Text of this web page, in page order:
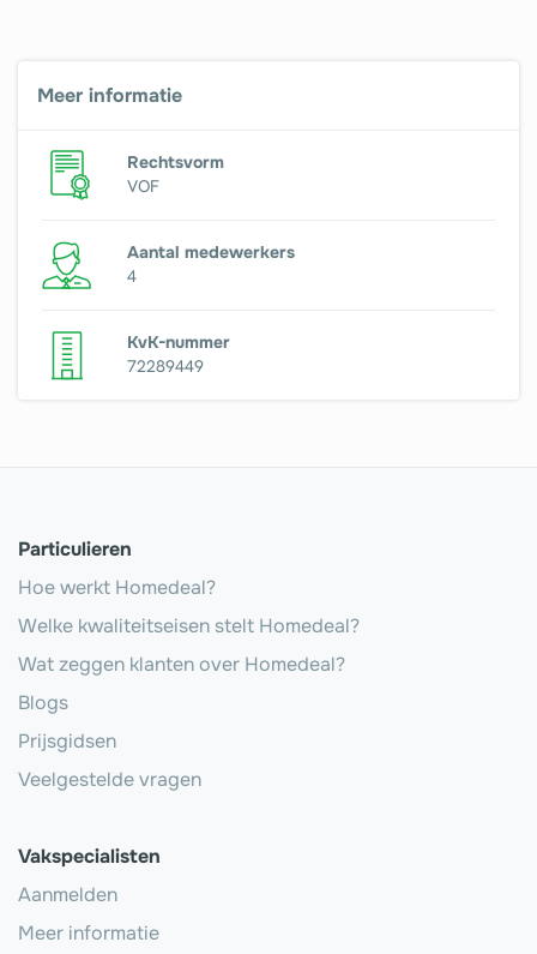
Meer informatie
Rechtsvorm
VOF
Aantal medewerkers
4
KvK-nummer
72289449
Particulieren
Hoe werkt Homedeal?
Welke kwaliteitseisen stelt Homedeal?
Wat zeggen klanten over Homedeal?
Blogs
Prijsgidsen
Veelgestelde vragen
Vakspecialisten
Aanmelden
Meer informatie